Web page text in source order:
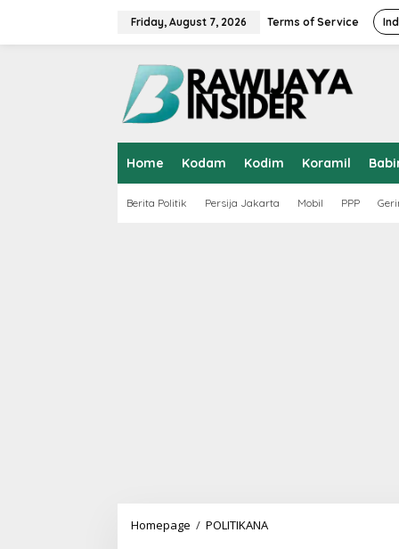
Friday, August 7, 2026 Terms of Service
Home Kodam Kodim Koramil
Berita Politik Persija Jakarta Mobil PPP
Homepage / POLITIKANA